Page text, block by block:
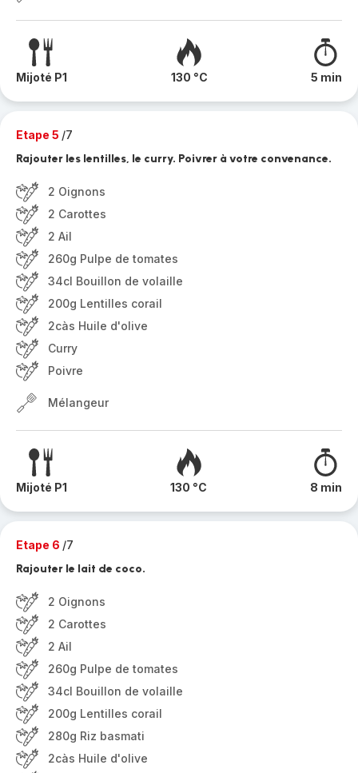
Mijoté P1 130 °C 5 min
Etape 5 /7
Rajouter les lentilles, le curry. Poivrer à votre convenance.
2 Oignons
2 Carottes
2 Ail
260g Pulpe de tomates
34cl Bouillon de volaille
200g Lentilles corail
2càs Huile d'olive
Curry
Poivre
Mélangeur
Mijoté P1 130 °C 8 min
Etape 6 /7
Rajouter le lait de coco.
2 Oignons
2 Carottes
2 Ail
260g Pulpe de tomates
34cl Bouillon de volaille
200g Lentilles corail
280g Riz basmati
2càs Huile d'olive